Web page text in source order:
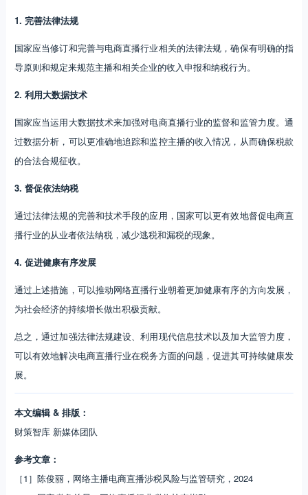
1. 完善法律法规
国家应当修订和完善与电商直播行业相关的法律法规，确保有明确的指
导原则和规定来规范主播和相关企业的收入申报和纳税行为。
2. 利用大数据技术
国家应当运用大数据技术来加强对电商直播行业的监督和监管力度。通
过数据分析，可以更准确地追踪和监控主播的收入情况，从而确保税款
的合法合规征收。
3. 督促依法纳税
通过法律法规的完善和技术手段的应用，国家可以更有效地督促电商直
播行业的从业者依法纳税，减少逃税和漏税的现象。
4. 促进健康有序发展
通过上述措施，可以推动网络直播行业朝着更加健康有序的方向发展，
为社会经济的持续增长做出积极贡献。
总之，通过加强法律法规建设、利用现代信息技术以及加大监管力度，
可以有效地解决电商直播行业在税务方面的问题，促进其可持续健康发
展。
本文编辑 & 排版：
财策智库 新媒体团队
参考文章：
［1］陈俊丽，网络主播电商直播涉税风险与监管研究，2024